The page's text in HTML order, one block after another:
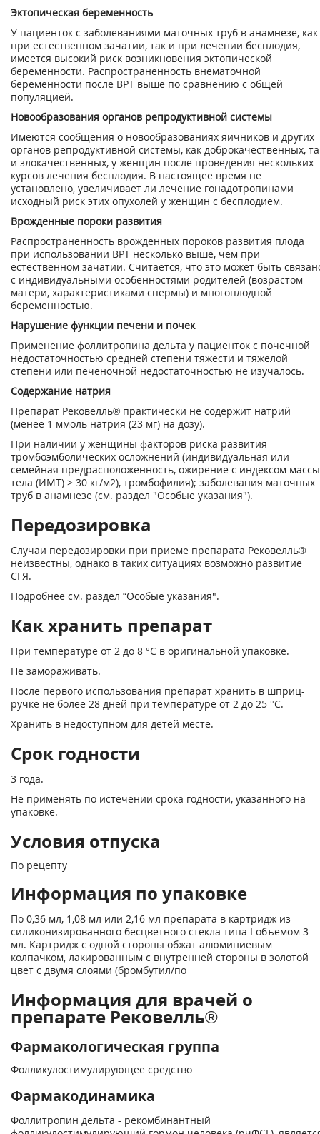
Эктопическая беременность
У пациенток с заболеваниями маточных труб в анамнезе, как
при естественном зачатии, так и при лечении бесплодия,
имеется высокий риск возникновения эктопической
беременности. Распространенность внематочной
беременности после ВРТ выше по сравнению с общей
популяцией.
Новообразования органов репродуктивной системы
Имеются сообщения о новообразованиях яичников и других
органов репродуктивной си­стемы, как доброкачественных,
и злокачественных, у женщин после проведения не­скольких
курсов лечения бесплодия. В настоящее время не
установлено, увеличивает ли лечение гонадотропинами
исходный риск этих опухолей у женщин с бесплодием.
Врожденные пороки развития
Распространенность врожденных пороков развития плода
при использовании ВРТ несколько выше, чем при
естественном зачатии. Считается, что это может быть
с индивидуальными особенностями родителей (возрастом
матери, характеристиками спер­мы) и многоплодной
беременностью.
Нарушение функции печени и почек
Применение фоллитропина дельта у пациенток с почечной
недостаточностью средней степени тяжести и тяжелой
степени или печеночной недостаточностью не изучалось.
Содержание натрия
Препарат Рековелль® практически не содержит натрий
(менее 1 ммоль натрия (23 мг) на дозу).
При наличии у женщины факторов риска развития
тромбоэмболических осложнений (ин­дивидуальная или
семейная предрасположенность, ожирение с индексом массы
тела (ИМТ) > 30 кг/м2), тромбофилия); заболевания маточных
труб в анамнезе (см. раздел "Особые указания").
Передозировка
Случаи передозировки при приеме препарата Рековелль®
неизвестны, однако в таких си­туациях возможно развитие
СГЯ.
Подробнее см. раздел “Особые указания".
Как хранить препарат
При температуре от 2 до 8 °С в оригинальной упаковке.
Не замораживать.
После первого использования препарат хранить в шприц-
ручке не более 28 дней при тем­пературе от 2 до 25 °С.
Хранить в недоступном для детей месте.
Срок годности
3 года.
Не применять по истечении срока годности, указанного на
упаковке.
Условия отпуска
По рецепту
Информация по упаковке
По 0,36 мл, 1,08 мл или 2,16 мл препарата в картридж из
силиконизированного бесцветного стекла типа I объемом 3
мл. Картридж с одной стороны обжат алюминиевым
колпачком, лакированным с внутренней стороны в золотой
цвет с двумя слоями (бромбутил/по
Информация для врачей о
препарате Рековелль®
Фармакологическая группа
Фолликулостимулирующее средство
Фармакодинамика
Фоллитропин дельта - рекомбинантный